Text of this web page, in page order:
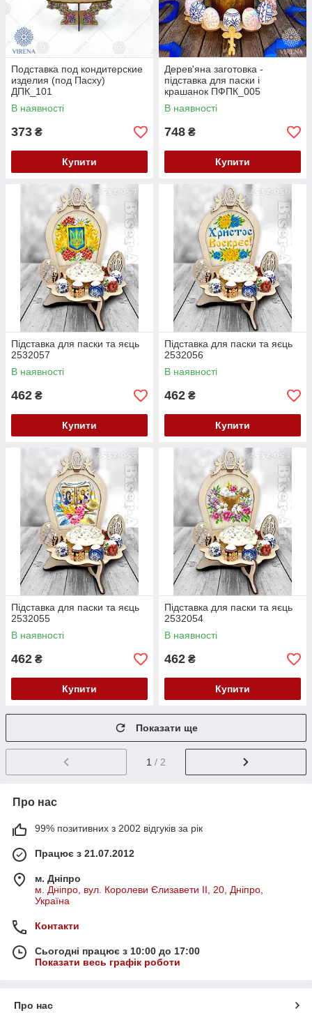
Подставка под кондитерские
изделия (под Пасху)
ДПК_101
В наявності
373 ₴
Купити
Дерев'яна заготовка -
підставка для паски і
крашанок ПФПК_005
В наявності
748 ₴
Купити
Підставка для паски та яєць
2532057
В наявності
462 ₴
Купити
Підставка для паски та яєць
2532056
В наявності
462 ₴
Купити
Підставка для паски та яєць
2532055
В наявності
462 ₴
Купити
Підставка для паски та яєць
2532054
В наявності
462 ₴
Купити
Показати ще
1 / 2
Про нас
99% позитивних з 2002 відгуків за рік
Працює з 21.07.2012
м. Дніпро
м. Дніпро, вул. Королеви Єлизавети ІІ, 20, Дніпро,
Україна
Контакти
Сьогодні працює з 10:00 до 17:00
Показати весь графік роботи
Про нас